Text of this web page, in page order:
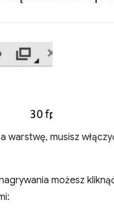
warstwę, musisz
możesz